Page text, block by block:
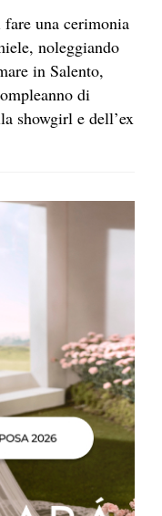
una cerimonia
noleggiando
in Salento,
di
showgirl e dell’ex